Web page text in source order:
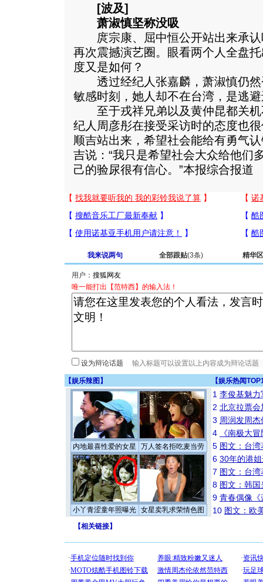
[波及]
萧淑慎坚称没吸
庹宗康、屈中恒公开站出来承认
再次震撼演艺圈。眼看两个人全盘
度又是如何？
透过经纪人张嘉麟，萧淑慎仍然
敏感时刻，她人却不在台湾，是逃
至于戎祥兄弟以及黄仲昆都关机
纪人周彦彤在接受采访时的态度也
顺吉站出来，希望社会能给有勇气
吉说：“我只是希望社会大众给他们
己的验尿很有信心。”本报综合报道
我来说两句 全部跟贴(3条) 精华区
用户：
唯一能打出【范特西】的输入法！
设为辩论话题
【娱乐辣图 】 【娱乐热闻
内地最喜性爱的女星 万人签名拒吃麦当劳
小丫青涩童年照曝光 女星卖乳求荣情色图
1 李俊基魅力
2 北京拉票
3 周润发周
4
《南极大
5 图文：台
6 30年的港
7 图文：台
8 图文：韩
9 青春偶像《
10 图文：欧
【相关链接】